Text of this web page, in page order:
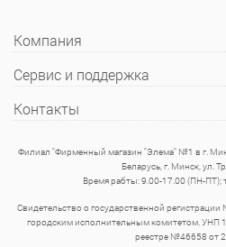
Компания
Сервис и поддержка
Контакты
Филиал "Фирменный магазин "Элема" №1 в г.
Беларусь, г. Минск, ул.
Время рабты: 9.00-17.00 (ПН-ПТ);
Свидетельство о государственной
городским исполнительным комитетом. УНП
реестре №46658 от